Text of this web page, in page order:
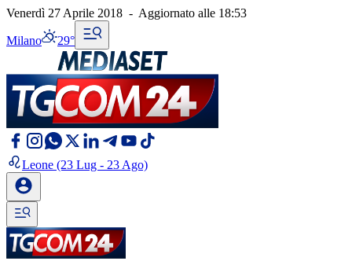
Venerdì 27 Aprile 2018 - Aggiornato alle 18:53
Milano 29°
Leone (23 Lug - 23 Ago)